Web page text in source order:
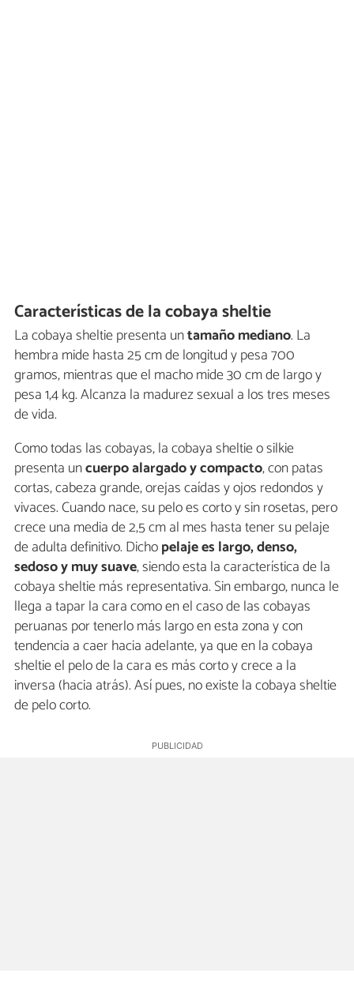
Características de la cobaya sheltie
La cobaya sheltie presenta untamaño mediano. La
hembra mide hasta 25 cm de longitud y pesa 700
gramos, mientras que el macho mide 30 cm de largo y
pesa 1,4 kg. Alcanza la madurez sexual a los tres meses
de vida.
Como todas las cobayas, la cobaya sheltie o silkie
presenta uncuerpo alargado y compacto, con patas
cortas, cabeza grande, orejas caídas y ojos redondos y
vivaces. Cuando nace, su pelo es corto y sin rosetas, pero
crece una media de 2,5 cm al mes hasta tener su pelaje
de adulta definitivo. Dichopelaje es largo, denso,
sedoso y muy suave, siendo esta la característica de la
cobaya sheltie más representativa. Sin embargo, nunca le
llega a tapar la cara como en el caso de las cobayas
peruanas por tenerlo más largo en esta zona y con
tendencia a caer hacia adelante, ya que en la cobaya
sheltie el pelo de la cara es más corto y crece a la
inversa (hacia atrás). Así pues, no existe la cobaya sheltie
de pelo corto.